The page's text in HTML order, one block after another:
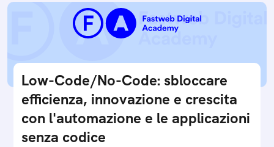
Low-Code/No-Code: sbloccare
efficienza, innovazione e crescita
con l'automazione e le applicazioni
senza codice